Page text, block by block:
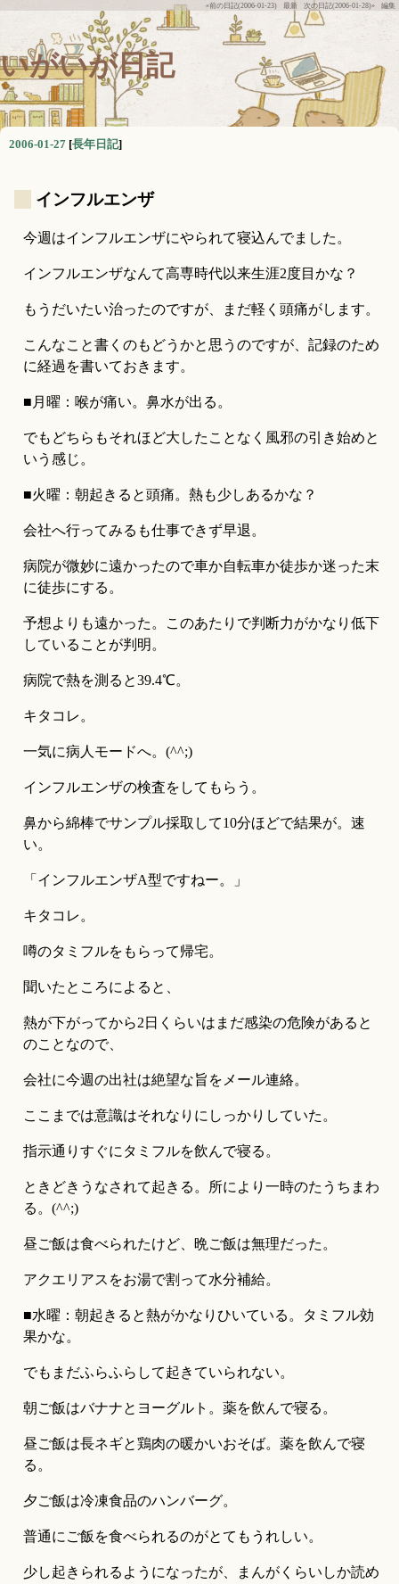
«前の日記(2006-01-23) 最新 次の日記(2006-01-28)» 編集
いがいが日記
2006-01-27 [長年日記]
インフルエンザ
今週はインフルエンザにやられて寝込んでました。
インフルエンザなんて高専時代以来生涯2度目かな？
もうだいたい治ったのですが、まだ軽く頭痛がします。
こんなこと書くのもどうかと思うのですが、記録のため
に経過を書いておきます。
■月曜：喉が痛い。鼻水が出る。
でもどちらもそれほど大したことなく風邪の引き始めと
いう感じ。
■火曜：朝起きると頭痛。熱も少しあるかな？
会社へ行ってみるも仕事できず早退。
病院が微妙に遠かったので車か自転車か徒歩か迷った末
に徒歩にする。
予想よりも遠かった。このあたりで判断力がかなり低下
していることが判明。
病院で熱を測ると39.4℃。
キタコレ。
一気に病人モードへ。(^^;)
インフルエンザの検査をしてもらう。
鼻から綿棒でサンプル採取して10分ほどで結果が。速
い。
「インフルエンザA型ですねー。」
キタコレ。
噂のタミフルをもらって帰宅。
聞いたところによると、
熱が下がってから2日くらいはまだ感染の危険があると
のことなので、
会社に今週の出社は絶望な旨をメール連絡。
ここまでは意識はそれなりにしっかりしていた。
指示通りすぐにタミフルを飲んで寝る。
ときどきうなされて起きる。所により一時のたうちまわ
る。(^^;)
昼ご飯は食べられたけど、晩ご飯は無理だった。
アクエリアスをお湯で割って水分補給。
■水曜：朝起きると熱がかなりひいている。タミフル効
果かな。
でもまだふらふらして起きていられない。
朝ご飯はバナナとヨーグルト。薬を飲んで寝る。
昼ご飯は長ネギと鶏肉の暖かいおそば。薬を飲んで寝
る。
夕ご飯は冷凍食品のハンバーグ。
普通にご飯を食べられるのがとてもうれしい。
少し起きられるようになったが、まんがくらいしか読め